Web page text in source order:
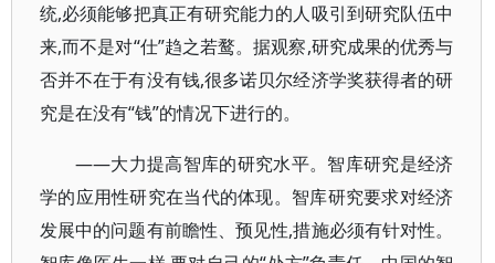
统,必须能够把真正有研究能力的人吸引到研究队伍中
来,而不是对“仕”趋之若鹜。据观察,研究成果的优秀与
否并不在于有没有钱,很多诺贝尔经济学奖获得者的研
究是在没有“钱”的情况下进行的。
——大力提高智库的研究水平。智库研究是经济
学的应用性研究在当代的体现。智库研究要求对经济
发展中的问题有前瞻性、预见性,措施必须有针对性。